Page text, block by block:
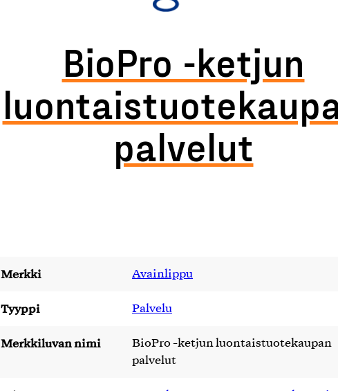
BioPro -ketjun
palvelut
Merkki Avainlippu
Tyyppi Palvelu
Merkkiluvan nimi
BioPro -ketjun luontaistuotekaupan
palvelut